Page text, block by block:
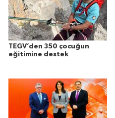
TEGV’den 350 çocuğun
eğitimine destek